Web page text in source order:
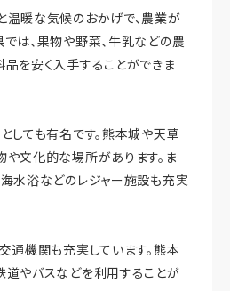
温暖な気候のおかげで、農業が
は、果物や野菜、牛乳などの農
を安く入手することができま
しても有名です。熊本城や天草
文化的な場所があります。ま
海水浴などのレジャー施設も充実
通機関も充実しています。熊本
道やバスなどを利用することが